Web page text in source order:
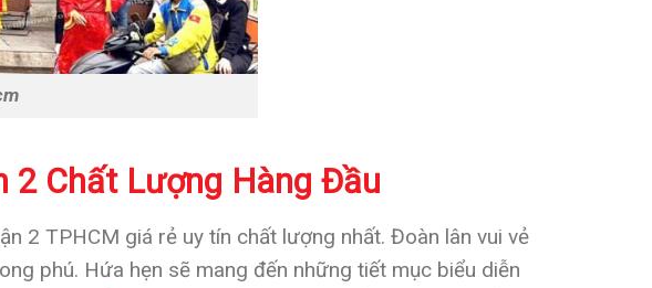
2 Chất Lượng Hàng Đầu
2 TPHCM giá rẻ uy tín chất lượng nhất. Đoàn lân vui vẻ
phú. Hứa hẹn sẽ mang đến những tiết mục biểu diễn